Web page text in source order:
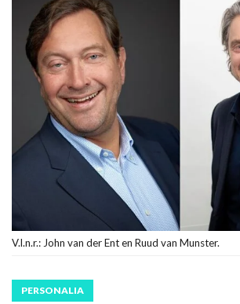
V.l.n.r.: John van der Ent en Ruud van Munster.
PERSONALIA